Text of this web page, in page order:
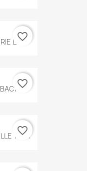
LA...
favorite_border
favorite_border
T.551
favorite_border